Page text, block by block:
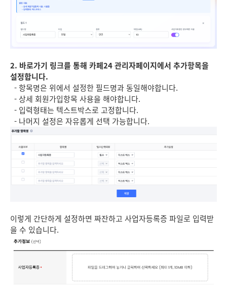
2. 바로가기 링크를 통해 카페24 관리자페이지에서 추가항목을
설정합니다.
- 항목명은 위에서 설정한 필드명과 동일해야합니다.
- 상세 회원가입항목 사용을 해야합니다.
- 입력형태는 텍스트박스로 고정합니다.
- 나머지 설정은 자유롭게 선택 가능합니다.
이렇게 간단하게 설정하면 짜잔하고 사업자등록증 파일로 입력받
을 수 있습니다.